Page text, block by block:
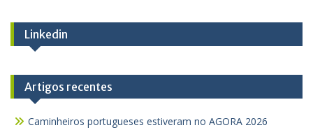
Linkedin
Artigos recentes
Caminheiros portugueses estiveram no AGORA 2026